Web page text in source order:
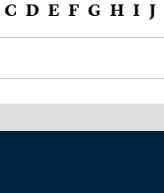
C D E F G H I J